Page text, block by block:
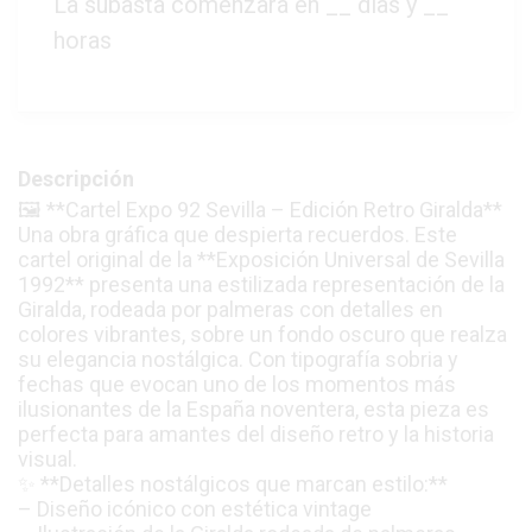
horas
Descripción
🖼️ **Cartel Expo 92 Sevilla – Edición Retro Giralda**
Una obra gráfica que despierta recuerdos. Este
cartel original de la **Exposición Universal de Sevilla
1992** presenta una estilizada representación de la
Giralda, rodeada por palmeras con detalles en
colores vibrantes, sobre un fondo oscuro que realza
su elegancia nostálgica. Con tipografía sobria y
fechas que evocan uno de los momentos más
ilusionantes de la España noventera, esta pieza es
perfecta para amantes del diseño retro y la historia
visual.
✨ **Detalles nostálgicos que marcan estilo:**
– Diseño icónico con estética vintage